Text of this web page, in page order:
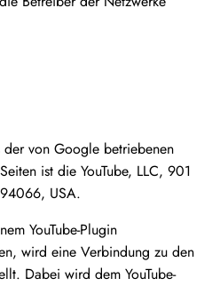
der von Google betriebenen
ist die YouTube, LLC, 901
USA.
YouTube-Plugin
wird eine Verbindung zu den
Dabei wird dem YouTube-